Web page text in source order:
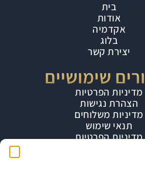
בית
אודות
אקדמיה
בלוג
יצירת קשר
שימושיים
מדיניות הפרטיות
הצהרת נגישות
מדיניות משלוחים
תנאי שימוש
מדיניות הפרטיות